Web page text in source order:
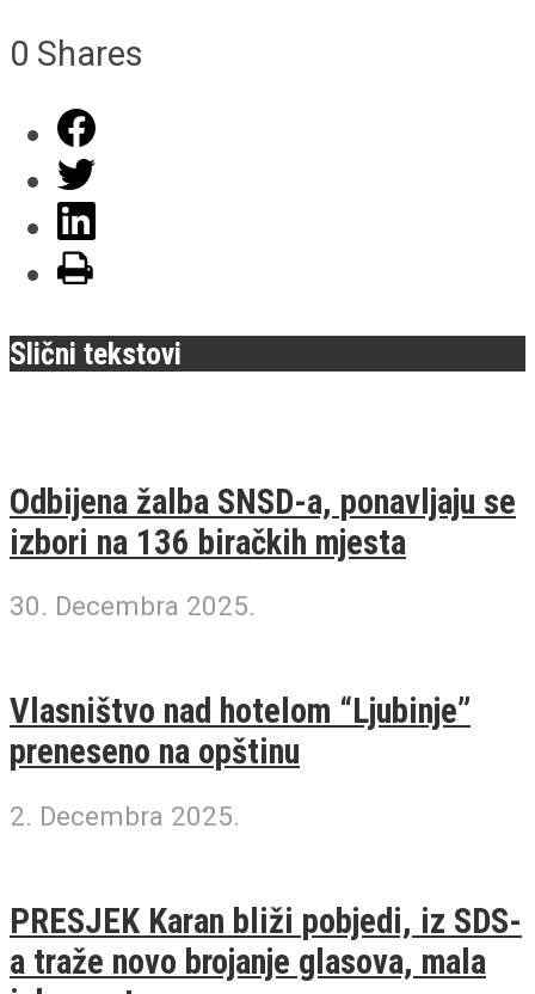
0 Shares
Slični tekstovi
Odbijena žalba SNSD-a, ponavljaju se
izbori na 136 biračkih mjesta
30. Decembra 2025.
Vlasništvo nad hotelom “Ljubinje”
preneseno na opštinu
2. Decembra 2025.
PRESJEK Karan bliži pobjedi, iz SDS-
a traže novo brojanje glasova, mala